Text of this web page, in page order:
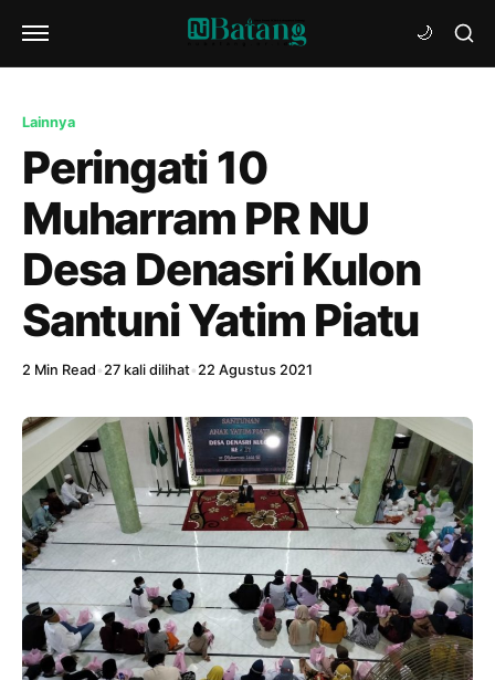
Lainnya
Peringati 10
Muharram PR NU
Desa Denasri Kulon
Santuni Yatim Piatu
2 Min Read •27 kali dilihat•22 Agustus 2021